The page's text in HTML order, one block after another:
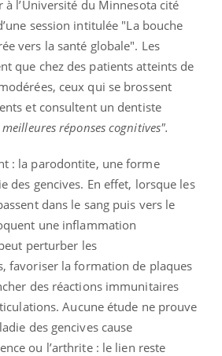
à l’Université du Minnesota cité
session intitulée "La bouche
vers la santé globale". Les
que chez des patients atteints de
ceux qui se brossent
et consultent un dentiste
réponses cognitives".
: la parodontite, une forme
des gencives. En effet, lorsque les
dans le sang puis vers le
une inflammation
perturber les
favoriser la formation de plaques
des réactions immunitaires
Aucune étude ne prouve
des gencives cause
ou l’arthrite : le lien reste